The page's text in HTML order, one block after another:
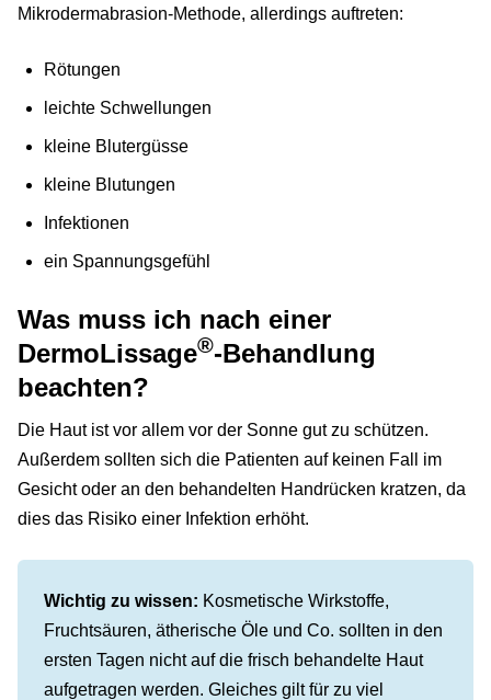
Mikrodermabrasion-Methode, allerdings auftreten:
Rötungen
leichte Schwellungen
kleine Blutergüsse
kleine Blutungen
Infektionen
ein Spannungsgefühl
Was muss ich nach einer
DermoLissage®-Behandlung
beachten?
Die Haut ist vor allem vor der Sonne gut zu schützen.
Außerdem sollten sich die Patienten auf keinen Fall im
Gesicht oder an den behandelten Handrücken kratzen, da
dies das Risiko einer Infektion erhöht.
Wichtig zu wissen: Kosmetische Wirkstoffe,
Fruchtsäuren, ätherische Öle und Co. sollten in den
ersten Tagen nicht auf die frisch behandelte Haut
aufgetragen werden. Gleiches gilt für zu viel